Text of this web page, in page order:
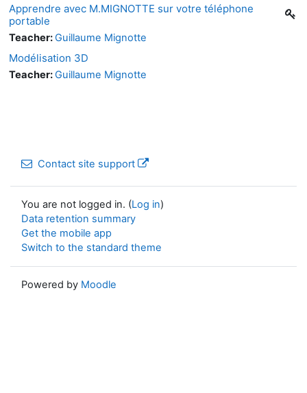
Apprendre avec M.MIGNOTTE sur votre téléphone
portable
Teacher:Guillaume Mignotte
Modélisation 3D
Teacher:Guillaume Mignotte
Contact site support
You are not logged in. (Log in)
Data retention summary
Get the mobile app
Switch to the standard theme
Powered by Moodle